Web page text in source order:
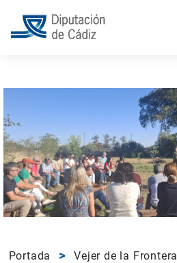
Portada Vejer de la Frontera